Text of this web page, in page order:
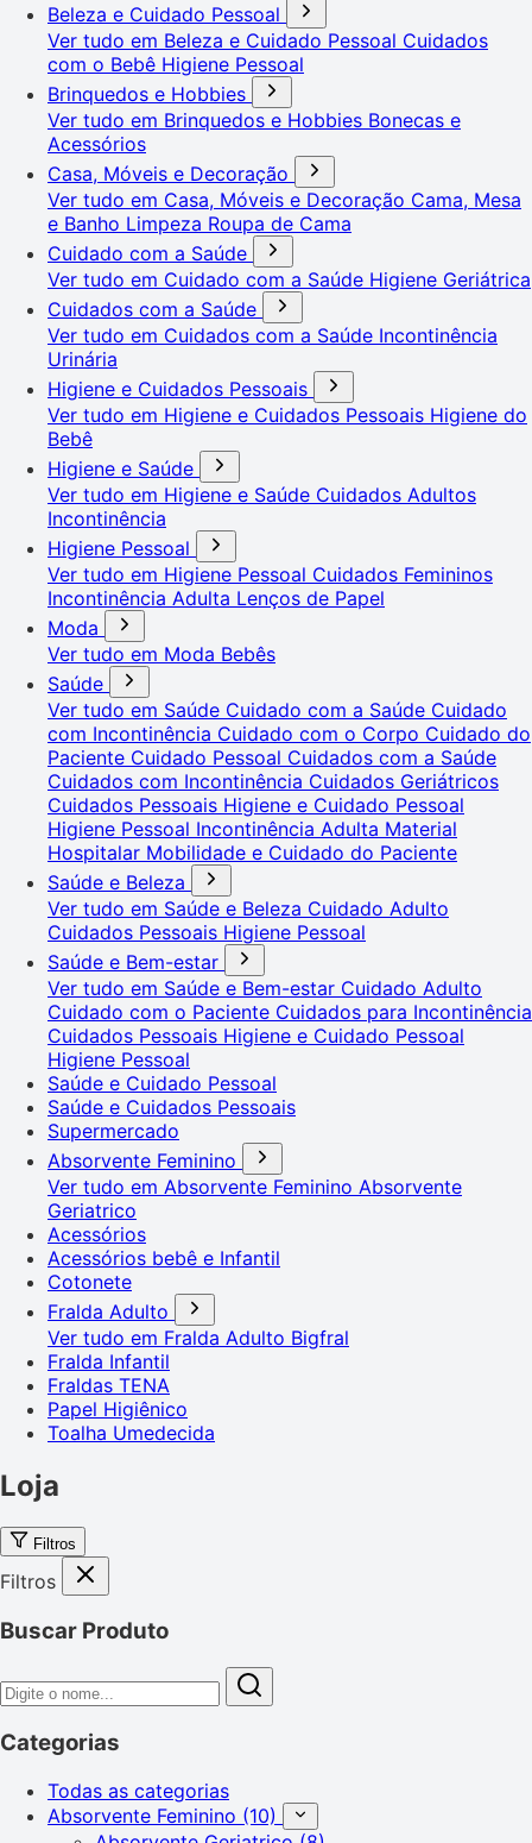
Beleza e Cuidado Pessoal
Ver tudo em Beleza e Cuidado Pessoal Cuidados
com o Bebê Higiene Pessoal
Brinquedos e Hobbies
Ver tudo em Brinquedos e Hobbies Bonecas e
Acessórios
Casa, Móveis e Decoração
Ver tudo em Casa, Móveis e Decoração Cama, Mesa
e Banho Limpeza Roupa de Cama
Cuidado com a Saúde
Ver tudo em Cuidado com a Saúde Higiene Geriátrica
Cuidados com a Saúde
Ver tudo em Cuidados com a Saúde Incontinência
Urinária
Higiene e Cuidados Pessoais
Ver tudo em Higiene e Cuidados Pessoais Higiene do
Bebê
Higiene e Saúde
Ver tudo em Higiene e Saúde Cuidados Adultos
Incontinência
Higiene Pessoal
Ver tudo em Higiene Pessoal Cuidados Femininos
Incontinência Adulta Lenços de Papel
Moda
Ver tudo em Moda Bebês
Saúde
Ver tudo em Saúde Cuidado com a Saúde Cuidado
com Incontinência Cuidado com o Corpo Cuidado do
Paciente Cuidado Pessoal Cuidados com a Saúde
Cuidados com Incontinência Cuidados Geriátricos
Cuidados Pessoais Higiene e Cuidado Pessoal
Higiene Pessoal Incontinência Adulta Material
Hospitalar Mobilidade e Cuidado do Paciente
Saúde e Beleza
Ver tudo em Saúde e Beleza Cuidado Adulto
Cuidados Pessoais Higiene Pessoal
Saúde e Bem-estar
Ver tudo em Saúde e Bem-estar Cuidado Adulto
Cuidado com o Paciente Cuidados para Incontinência
Cuidados Pessoais Higiene e Cuidado Pessoal
Higiene Pessoal
Saúde e Cuidado Pessoal
Saúde e Cuidados Pessoais
Supermercado
Absorvente Feminino
Ver tudo em Absorvente Feminino Absorvente
Geriatrico
Acessórios
Acessórios bebê e Infantil
Cotonete
Fralda Adulto
Ver tudo em Fralda Adulto Bigfral
Fralda Infantil
Fraldas TENA
Papel Higiênico
Toalha Umedecida
Loja
Filtros
Filtros
Buscar Produto
Categorias
Todas as categorias
Absorvente Feminino (10)